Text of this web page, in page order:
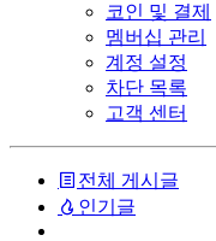
코인 및 결제
멤버십 관리
계정 설정
차단 목록
고객 센터
전체 게시글
인기글